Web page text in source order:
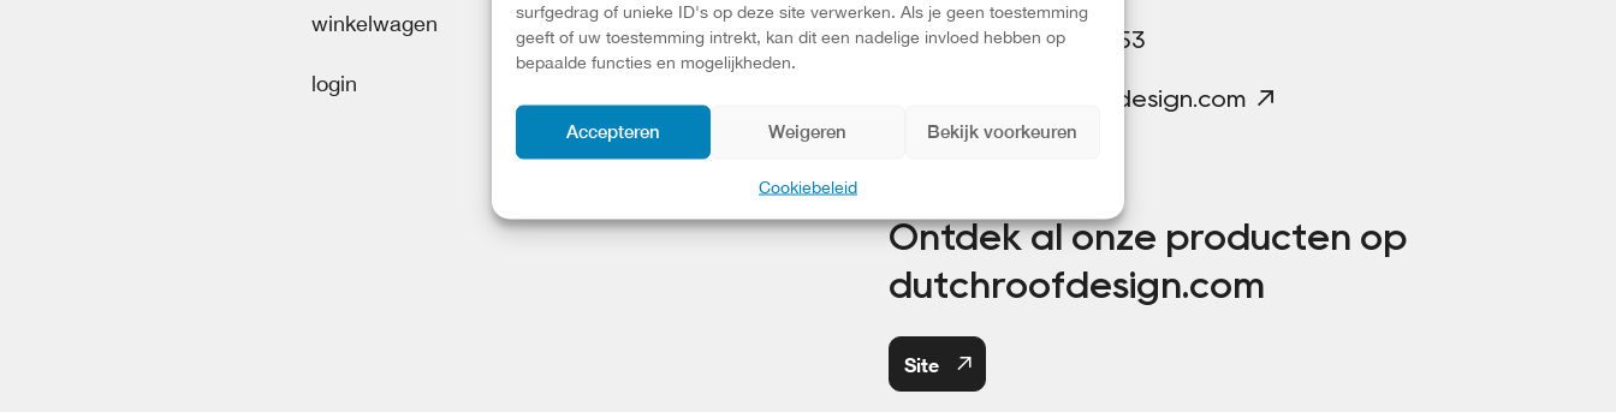
surfgedrag of unieke ID's op deze site verwerken. Als je geen toestemming
geeft of uw toestemming intrekt, kan dit een nadelige invloed hebben op
bepaalde functies en mogelijkheden.
Accepteren Weigeren Bekijk voorkeuren
Cookiebeleid
winkelwagen
login
+31 (0) 299 633 853
info@dutchroofdesign.com
Ontdek al onze producten op
dutchroofdesign.com
Site